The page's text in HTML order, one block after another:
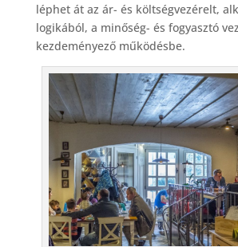
léphet át az ár- és költségvezérelt,
logikából, a minőség- és fogyasztó
kezdeményező működésbe.